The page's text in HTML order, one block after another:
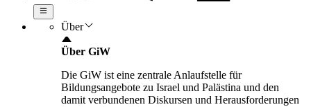
Über
Über GiW
Die GiW ist eine zentrale Anlaufstelle für
Bildungsangebote zu Israel und Palästina und den
damit verbundenen Diskursen und Herausforderungen